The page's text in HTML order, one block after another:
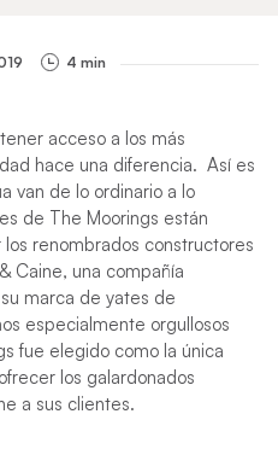
4 min
acceso a los más
hace una diferencia. Así es
van de lo ordinario a lo
de The Moorings están
renombrados constructores
Caine, una compañía
marca de yates de
especialmente orgullosos
fue elegido como la única
los galardonados
a sus clientes.